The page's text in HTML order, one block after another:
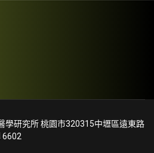
學研究所 桃園市320315中壢區遠東路
6602